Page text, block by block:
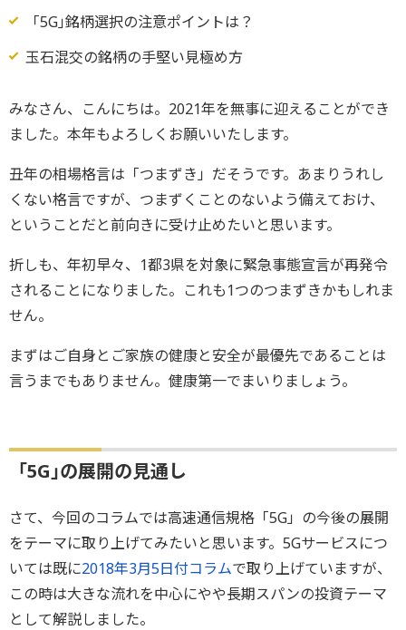
「5G｣銘柄選択の注意ポイントは？
玉石混交の銘柄の手堅い見極め方
みなさん、こんにちは。2021年を無事に迎えることができ
ました。本年もよろしくお願いいたします。
丑年の相場格言は「つまずき」だそうです。あまりうれし
くない格言ですが、つまずくことのないよう備えておけ、
ということだと前向きに受け止めたいと思います。
折しも、年初早々、1都3県を対象に緊急事態宣言が再発令
されることになりました。これも1つのつまずきかもしれま
せん。
まずはご自身とご家族の健康と安全が最優先であることは
言うまでもありません。健康第一でまいりましょう。
「5G｣の展開の見通し
さて、今回のコラムでは高速通信規格「5G」の今後の展開
をテーマに取り上げてみたいと思います。5Gサービスにつ
いては既に2018年3月5日付コラムで取り上げていますが、
この時は大きな流れを中心にやや長期スパンの投資テーマ
として解説しました。